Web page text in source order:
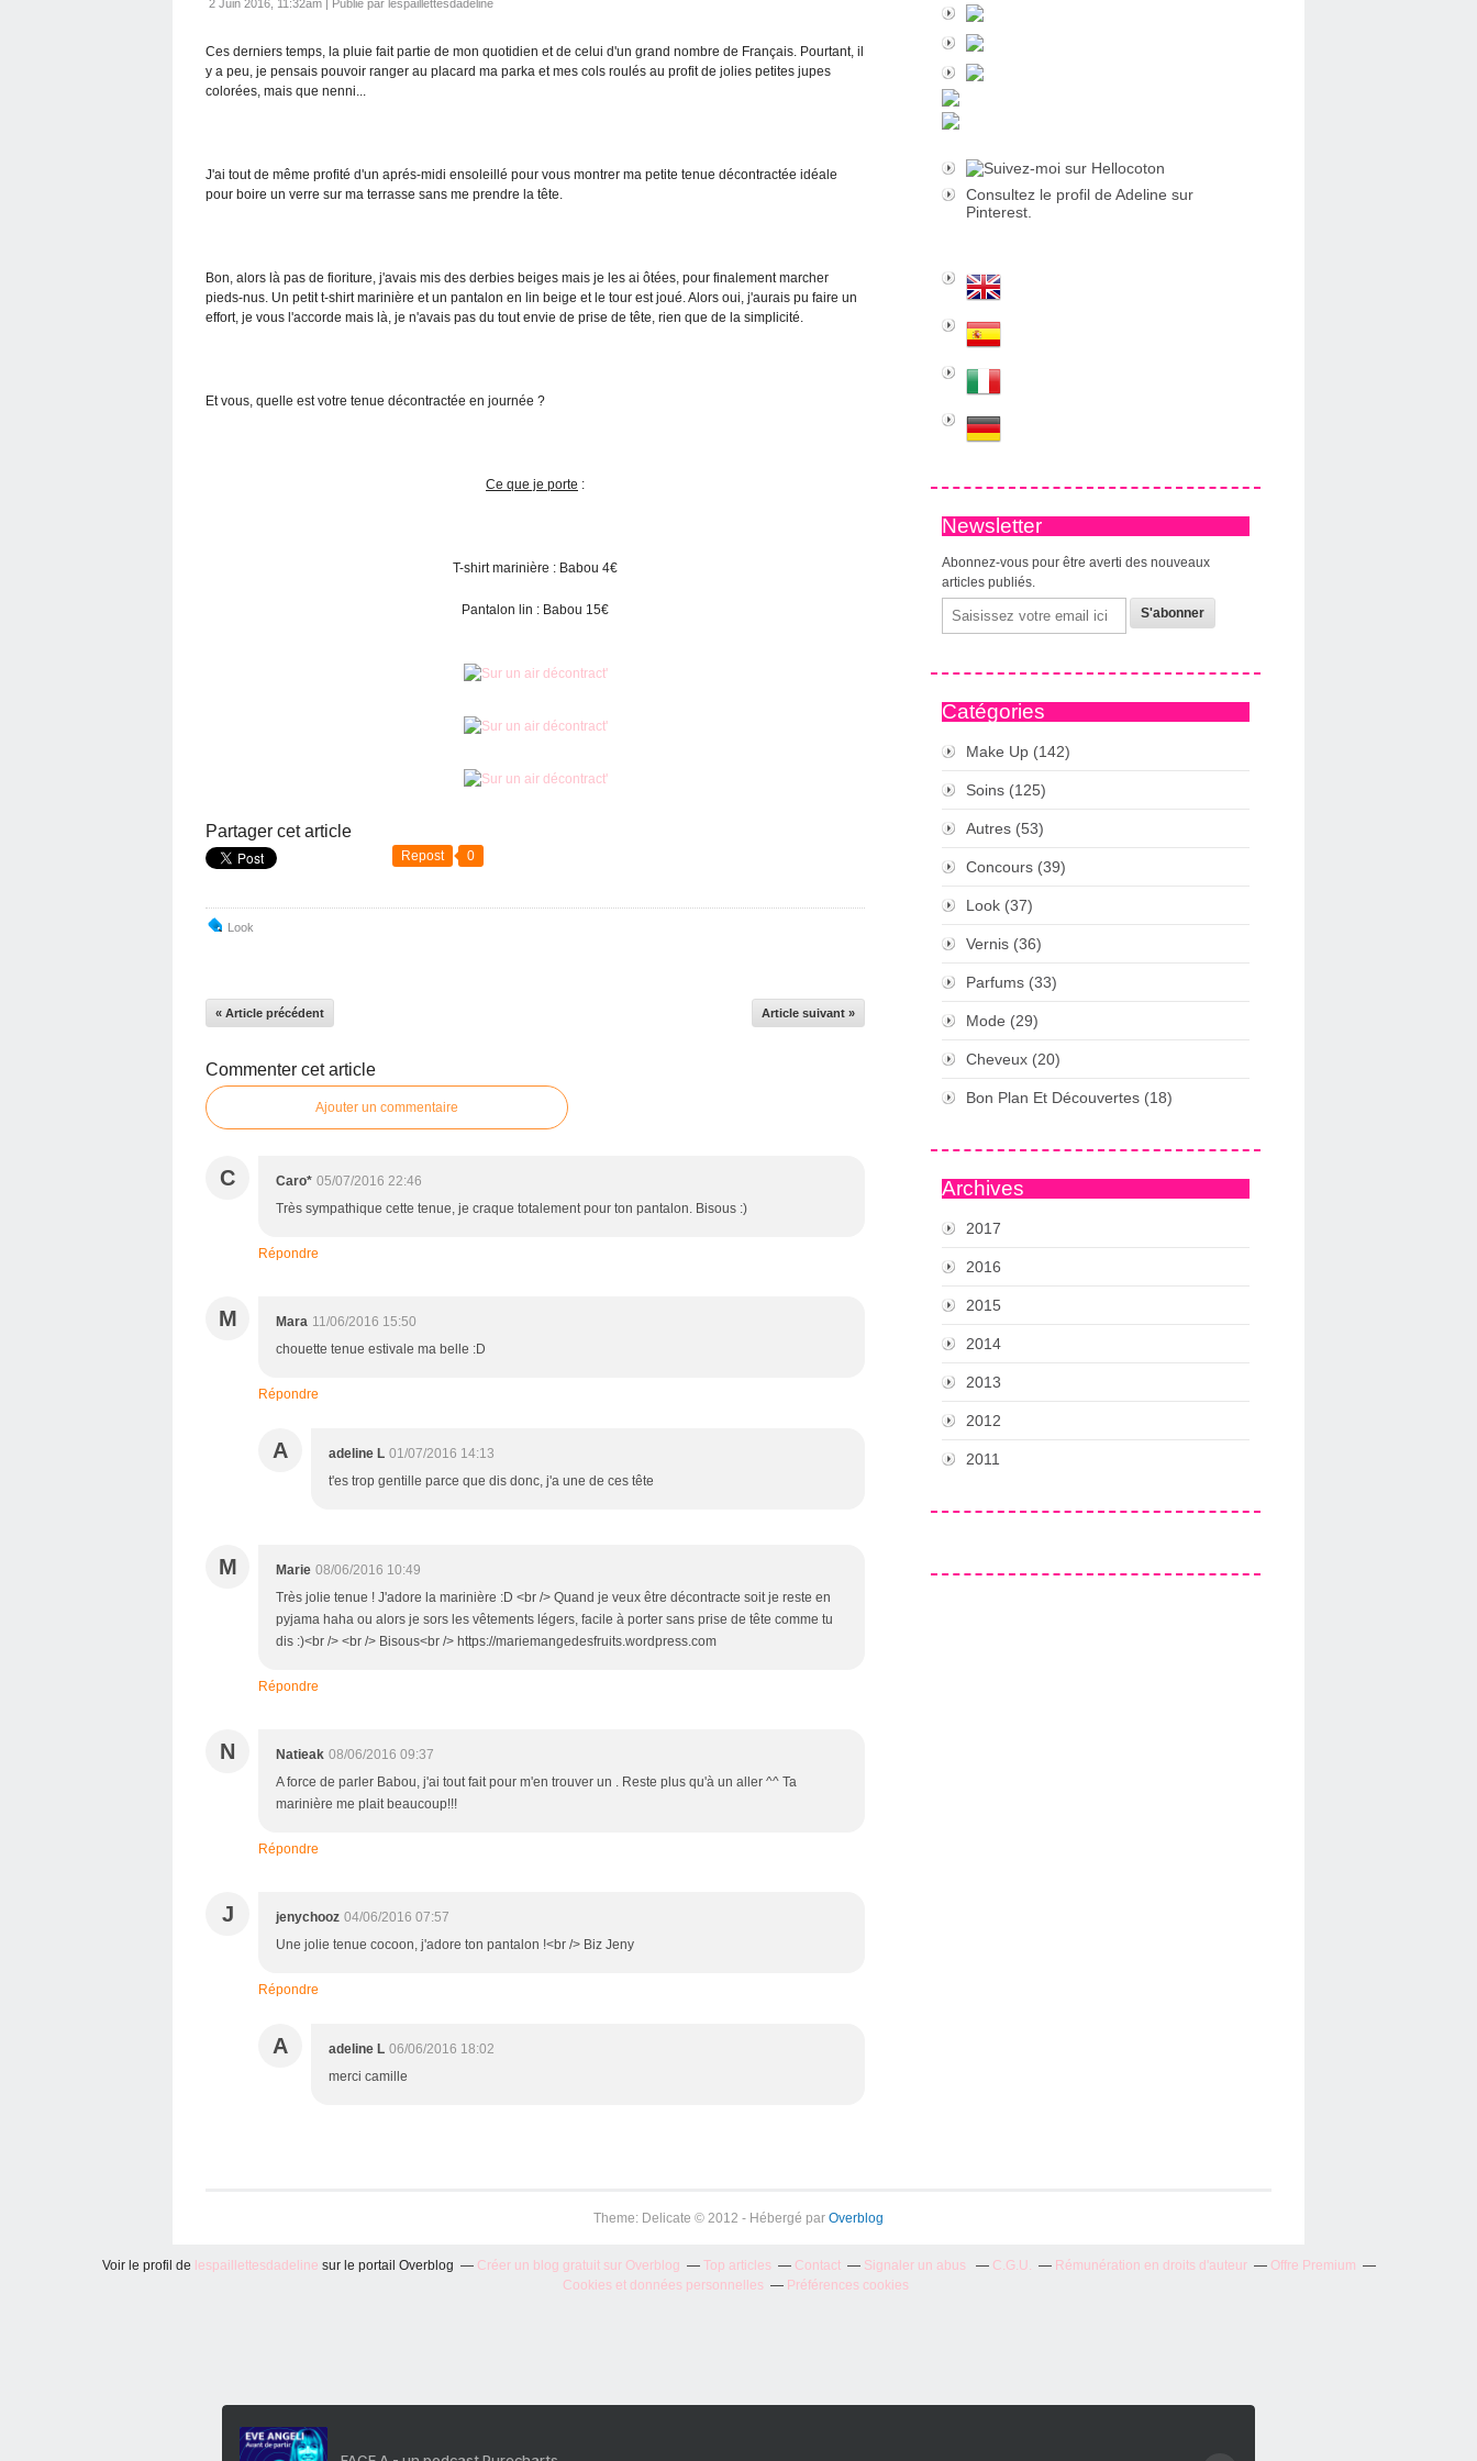
2 Juin 2016, 11:32am | Publié par lespaillettesdadeline
Ces derniers temps, la pluie fait partie de mon quotidien et de celui d'un grand nombre de Français. Pourtant, il
y a peu, je pensais pouvoir ranger au placard ma parka et mes cols roulés au profit de jolies petites jupes
colorées, mais que nenni...
J'ai tout de même profité d'un aprés-midi ensoleillé pour vous montrer ma petite tenue décontractée idéale
pour boire un verre sur ma terrasse sans me prendre la tête.
Bon, alors là pas de fioriture, j'avais mis des derbies beiges mais je les ai ôtées, pour finalement marcher
pieds-nus. Un petit t-shirt marinière et un pantalon en lin beige et le tour est joué. Alors oui, j'aurais pu faire un
effort, je vous l'accorde mais là, je n'avais pas du tout envie de prise de tête, rien que de la simplicité.
Et vous, quelle est votre tenue décontractée en journée ?
Ce que je porte :
T-shirt marinière : Babou 4€
Pantalon lin : Babou 15€
Partager cet article
Repost 0
Look
« Article précédent Article suivant »
Commenter cet article
Ajouter un commentaire
C Caro* 05/07/2016 22:46
Très sympathique cette tenue, je craque totalement pour ton pantalon. Bisous :)
Répondre
M Mara 11/06/2016 15:50
chouette tenue estivale ma belle :D
Répondre
A adeline L 01/07/2016 14:13
t'es trop gentille parce que dis donc, j'a une de ces tête
M Marie 08/06/2016 10:49
Très jolie tenue ! J'adore la marinière :D <br /> Quand je veux être décontracte soit je reste en
pyjama haha ou alors je sors les vêtements légers, facile à porter sans prise de tête comme tu
dis :)<br /> <br /> Bisous<br /> https://mariemangedesfruits.wordpress.com
Répondre
N Natieak 08/06/2016 09:37
A force de parler Babou, j'ai tout fait pour m'en trouver un . Reste plus qu'à un aller ^^ Ta
marinière me plait beaucoup!!!
Répondre
J jenychooz 04/06/2016 07:57
Une jolie tenue cocoon, j'adore ton pantalon !<br /> Biz Jeny
Répondre
A adeline L 06/06/2016 18:02
merci camille
Consultez le profil de Adeline sur
Pinterest.
Newsletter
Abonnez-vous pour être averti des nouveaux
articles publiés.
Email
Catégories
Make Up (142)
Soins (125)
Autres (53)
Concours (39)
Look (37)
Vernis (36)
Parfums (33)
Mode (29)
Cheveux (20)
Bon Plan Et Découvertes (18)
Archives
2017
2016
2015
2014
2013
2012
2011
Theme: Delicate © 2012 - Hébergé par Overblog
Voir le profil de lespaillettesdadeline sur le portail Overblog Créer un blog gratuit sur Overblog Top articles Contact Signaler un abus C.G.U. Rémunération en droits d'auteur
Offre Premium
Cookies et données personnelles
Préférences cookies